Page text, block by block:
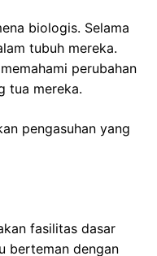
biologis. Selama
tubuh mereka.
perubahan
tua mereka.
pengasuhan yang
fasilitas dasar
berteman dengan